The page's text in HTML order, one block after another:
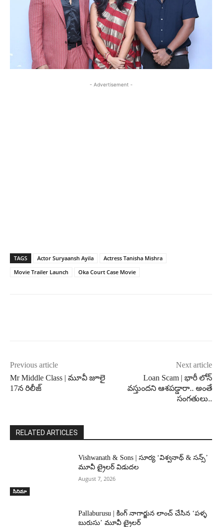
- Advertisement -
TAGS Actor Suryaansh Ayila
Actress Tanisha Mishra
Movie Trailer Launch
Oka Court Case Movie
Previous article
Mr Middle Class | మూవీ జూలై
17న రిలీజ్
Next article
Loan Scam | భారీ లోన్
వస్తుందని ఆశపడ్డారా.. అంతే
సంగతులు..
RELATED ARTICLES
సినిమా
Vishwanath & Sons | సూర్య ‘విశ్వనాథ్ & సన్స్’
మూవీ ట్రైలర్ విడుదల
August 7, 2026
Pallaburusu | కింగ్ నాగార్జున లాంచ్ చేసిన ‘పళ్ళ
బురుసు’ మూవీ ట్రైలర్